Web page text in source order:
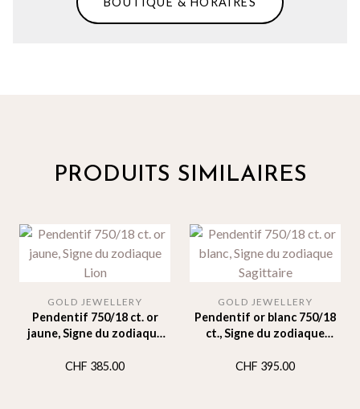
PRODUITS SIMILAIRES
Pendentif 750/18 ct. or
jaune, Signe du zodiaque
GOLD JEWELLERY
CHF 385.00
Pendentif or blanc 750/18
ct., Signe du zodiaque
GOLD JEWELLERY
CHF 395.00